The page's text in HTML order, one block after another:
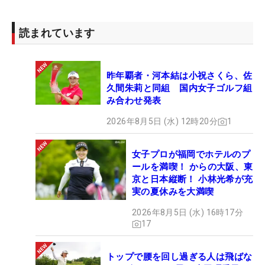
読まれています
昨年覇者・河本結は小祝さくら、佐
久間朱莉と同組 国内女子ゴルフ組
み合わせ発表
2026年8月5日 (水) 12時20分 1
女子プロが福岡でホテルのプ
ールを満喫！ からの大阪、東
京と日本縦断！ 小林光希が充
実の夏休みを大満喫
2026年8月5日 (水) 16時17分
17
トップで腰を回し過ぎる人は飛ばな